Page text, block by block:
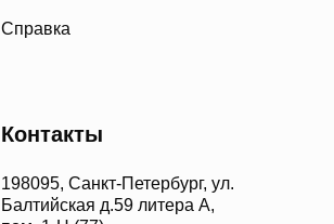
Справка
Контакты
198095, Санкт-Петербург, ул.
Балтийская д.59 литера А,